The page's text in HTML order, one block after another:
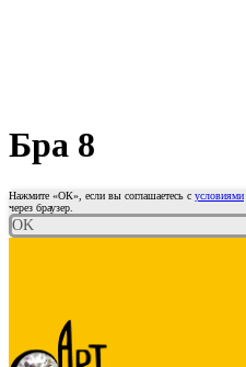
Бра 8
Нажмите «ОК», если вы соглашаетесь с условиями
через браузер.
OK